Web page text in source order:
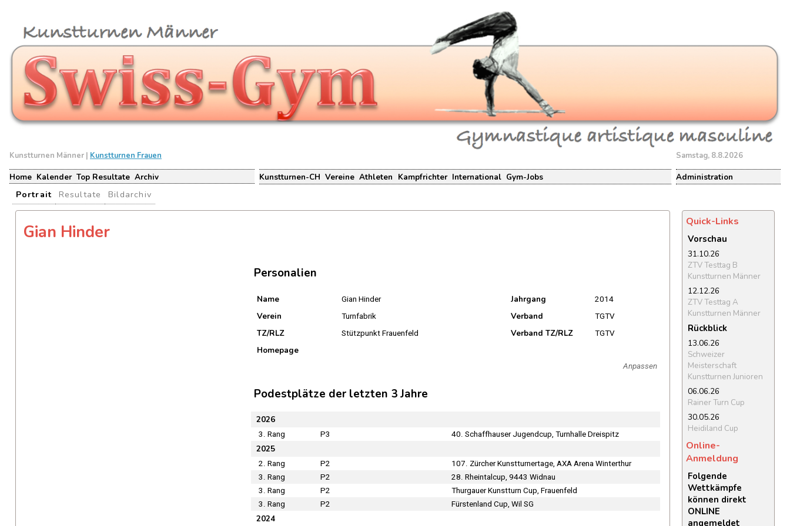
Kunstturnen Männer | Kunstturnen Frauen Samstag, 8.8.2026
Home Kalender Top Resultate Archiv Kunstturnen-CH Vereine Athleten Kampfrichter International Gym-Jobs Administration
Portrait Resultate Bildarchiv
Gian Hinder
Personalien
Name Gian Hinder Jahrgang 2014
Verein Turnfabrik Verband TGTV
TZ/RLZ Stützpunkt Frauenfeld Verband TZ/RLZ TGTV
Homepage
Anpassen
Podestplätze der letzten 3 Jahre
2026
3. Rang P3 40. Schaffhauser Jugendcup, Turnhalle Dreispitz
2025
2. Rang P2
107. Zürcher Kunstturnertage, AXA Arena Winterthur
3. Rang
P2
28. Rheintalcup, 9443 Widnau
3. Rang
P2
Thurgauer Kunstturn Cup, Frauenfeld
3. Rang
P2 Fürstenland Cup, Wil SG
2024
Quick-Links
Vorschau
31.10.26
ZTV Testtag B
Kunstturnen Männer
12.12.26
ZTV Testtag A
Kunstturnen Männer
Rückblick
13.06.26
Schweizer
Meisterschaft
Kunstturnen Junioren
06.06.26
Rainer Turn Cup
30.05.26
Heidiland Cup
Online-
Anmeldung
Folgende
Wettkämpfe
können direkt
ONLINE
angemeldet